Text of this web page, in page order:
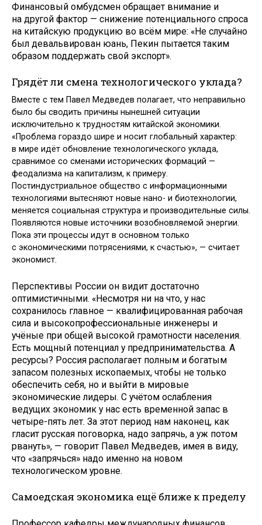
Финансовый омбудсмен обращает внимание и
на другой фактор — снижение потенциального спроса
на китайскую продукцию во всём мире: «Не случайно
был девальвирован юань, Пекин пытается таким
образом поддержать свой экспорт».
Грядёт ли смена технологического уклада?
Вместе с тем Павел Медведев полагает, что неправильно
было бы сводить причины нынешней ситуации
исключительно к трудностям китайской экономики.
«Проблема гораздо шире и носит глобальный характер:
в мире идёт обновление технологического уклада,
сравнимое со сменами исторических формаций —
феодализма на капитализм, к примеру.
Постиндустриальное общество с информационными
технологиями вытесняют новые нано- и биотехнологии,
меняется социальная структура и производительные силы.
Появляются новые источники возобновляемой энергии.
Пока эти процессы идут в основном только
с экономическими потрясениями, к счастью», — считает
экономист.
Перспективы России он видит достаточно
оптимистичными. «Несмотря ни на что, у нас
сохранилось главное — квалифицированная рабочая
сила и высокопрофессиональные инженеры и
учёные при общей высокой грамотности населения.
Есть мощный потенциал у предпринимательства. А
ресурсы? Россия располагает полным и богатым
запасом полезных ископаемых, чтобы не только
обеспечить себя, но и выйти в мировые
экономические лидеры. С учётом ослабления
ведущих экономик у нас есть временной запас в
четыре-пять лет. За этот период нам наконец, как
гласит русская поговорка, надо запрячь, а уж потом
рвануть», — говорит Павел Медведев, имея в виду,
что «запрячься» надо именно на новом
технологическом уровне.
Самоедская экономика ещё ближе к пределу